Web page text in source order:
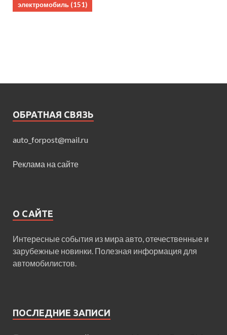
электромобиль (151)
ОБРАТНАЯ СВЯЗЬ
auto_forpost@mail.ru
Реклама на сайте
О САЙТЕ
Интересные события из мира авто, отечественные и
зарубежные новинки. Полезная информация для
автомобилистов.
ПОСЛЕДНИЕ ЗАПИСИ